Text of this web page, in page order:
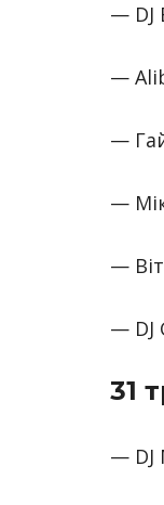
— DJ
—
—
—
—
— DJ
31
— DJ